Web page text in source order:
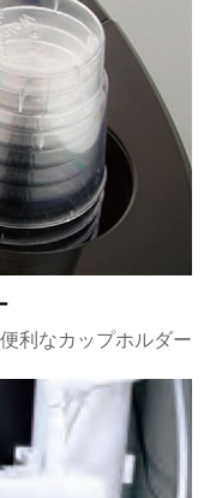
利なカップホルダー